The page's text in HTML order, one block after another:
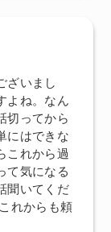
ざいまし
よね。なん
切ってから
にはできな
これから過
て気になる
聞いてくだ
れからも頼